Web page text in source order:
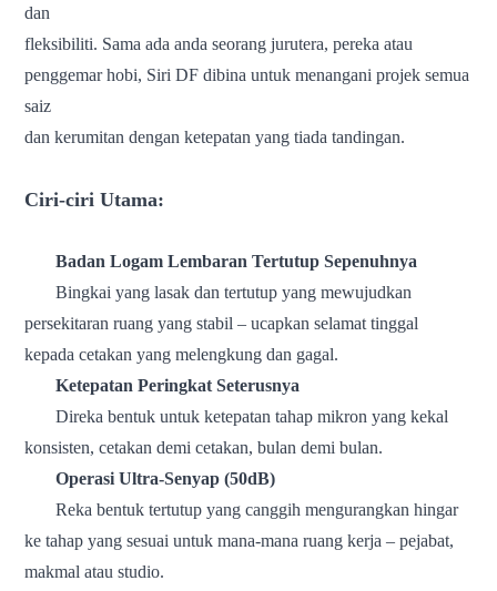
dan
fleksibiliti. Sama ada anda seorang jurutera, pereka atau
penggemar hobi, Siri DF dibina untuk menangani projek semua
saiz
dan kerumitan dengan ketepatan yang tiada tandingan.
Ciri-ciri Utama:
Badan Logam Lembaran Tertutup Sepenuhnya
Bingkai yang lasak dan tertutup yang mewujudkan
persekitaran ruang yang stabil – ucapkan selamat tinggal
kepada cetakan yang melengkung dan gagal.
Ketepatan Peringkat Seterusnya
Direka bentuk untuk ketepatan tahap mikron yang kekal
konsisten, cetakan demi cetakan, bulan demi bulan.
Operasi Ultra-Senyap (50dB)
Reka bentuk tertutup yang canggih mengurangkan hingar
ke tahap yang sesuai untuk mana-mana ruang kerja – pejabat,
makmal atau studio.